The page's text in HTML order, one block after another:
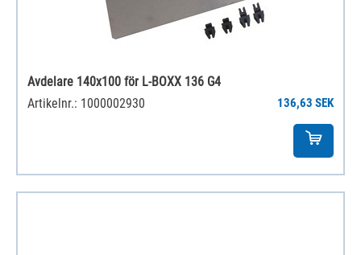
Avdelare 140x100 för L-BOXX 136 G4
Artikelnr.: 1000002930
136,63 SEK